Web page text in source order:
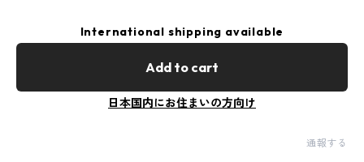
International shipping available
Add to cart
日本国内にお住まいの方向け
通報する